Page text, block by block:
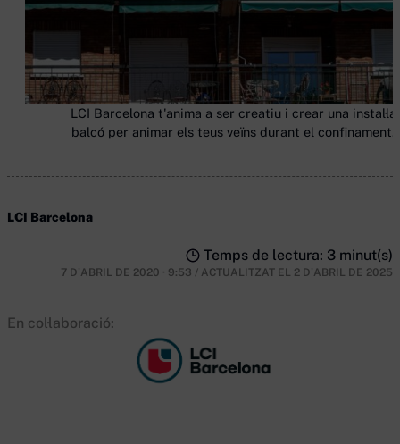
LCI Barcelona t'anima a ser creatiu i crear una
balcó per animar els teus veïns durant el confinament.
LCI Barcelona
Temps de lectura: 3 minut(s)
7 D'ABRIL DE 2020 · 9:53 / ACTUALITZAT EL 2 D'ABRIL DE 2025
En col·laboració: